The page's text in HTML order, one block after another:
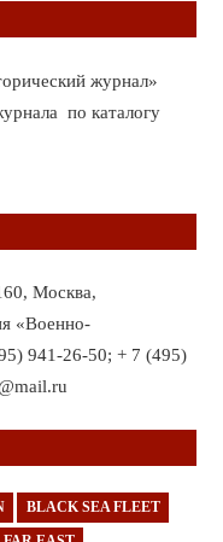
журнал»
по каталогу
Москва,
«Военно-
941-26-50; + 7 (495)
BLACK SEA FLEET